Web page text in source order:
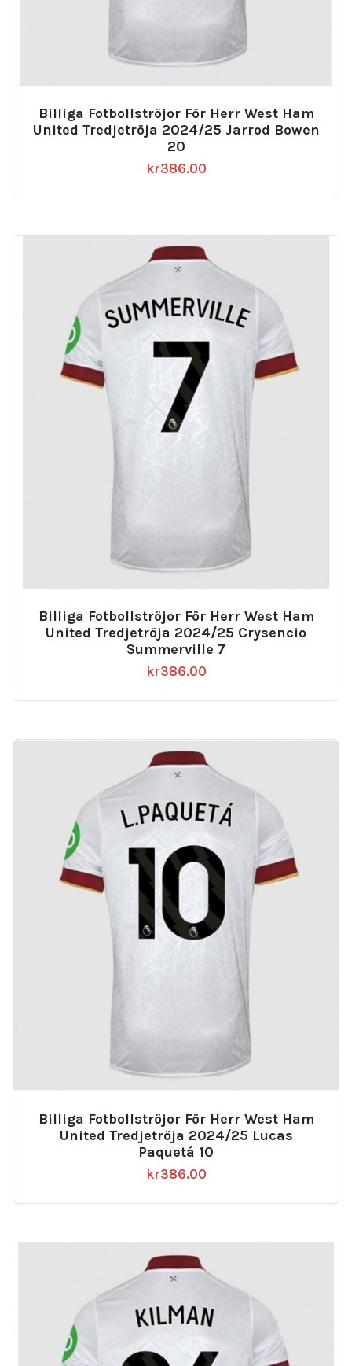
Billiga Fotbollströjor För Herr West Ham
United Tredjetröja 2024/25 Jarrod Bowen
20
kr386.00
Billiga Fotbollströjor För Herr West Ham
United Tredjetröja 2024/25 Crysencio
Summerville 7
kr386.00
Billiga Fotbollströjor För Herr West Ham
United Tredjetröja 2024/25 Lucas
Paquetá 10
kr386.00